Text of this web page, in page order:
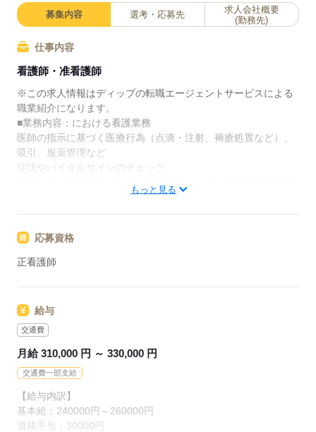
キャリアアドバイザーが入職まで無料でサポートいた
日本最大級の求人情報の中からぴったりな求人をご紹
介。
履歴書作成のアドバイスや面接日の調整だけでなく、
お給料、お休み、入職時期の交渉もサポートします。
【もちろん無料】
費用は一切かかりません。
募集内容 選考・応募先
求人会社概要
(勤務先)
仕事内容
看護師・准看護師
※この求人情報はディップの転職エージェントサービスによる
職業紹介になります。
■業務内容：における看護業務
医師の指示に基づく医療行為（点滴・注射、褥瘡処置など）、
吸引、服薬管理など
症状やバイタルサインのチェック
介護業務、ご家族のサポート
イリング、PC・タブレット入力
※訪問エリア：川崎市高津区および周辺地域
入職後は先輩スタッフのマンツーマンでの指導があり、新しい
職場でも安心。
す。
育児中の方も働きやすい環境を整えています！
応募する
もっと見る
応募資格
正看護師
給与
交通費
月給 310,000 円 ～ 330,000 円
交通費一部支給
【給与内訳】
基本給：240000円～260000円
資格手当：30000円